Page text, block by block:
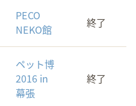
PECO
NEKO館
終了
ペット博
2016 in
幕張
終了